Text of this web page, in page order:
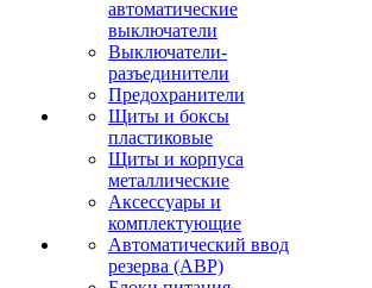
автоматические
выключатели
Выключатели-
разъединители
Предохранители
Щиты и боксы
пластиковые
Щиты и корпуса
металлические
Аксессуары и
комплектующие
Автоматический ввод
резерва (АВР)